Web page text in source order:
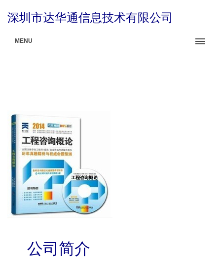
深圳市达华通信息技术有限公司
MENU
公司简介